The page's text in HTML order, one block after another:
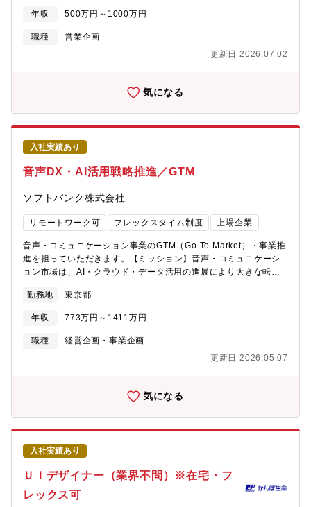
デジタルチャネルの品質を高めるための知見を得られる環境で
得必要に応じ、製造現場・サービス現場での研修 データ分析や
UI/UX、DX関連の社内外研修は活用可能【募集背景 】アフターマ
社販売とデジタル販売を融合したハイブリッドモデルの確立、 お
支え、社会の発展と地球の未来に貢献する」をあり続けたい姿と
を活かして販売を強化する企画ができる方 ・他部門・海外と協働
情報提供・導線設計ができる方 ・データをもとに論理的に企画を
～25H/月■出張の有無・頻度・行先など国内/国外出張あり。■職場
応を行うため活気のある職場です。開発、品質保証、営業技術と
も近く技術連携も密に行います。経験者採用の方も多く活躍して
おります。また、労働環境、福利厚生は組合活動を通してしっか
り整備されています。
を配置、顧客への部品販売、サービス提供を行っています。これ
ら代理店の管理・支援がサステイナブルなグローバルサービスネ
ットワークには今後益々重要になってくるため、人員強化を図っ
https://www.mhi.com/jp/products/ship/metturbocharger.html【仕
業務を担当いただきます。・代理店ネットワークを活用してのサ
ービス事業伸長に向けた企画立案、体制強化・代理店契約の管
理、更新、年次表彰・日常業務における代理店活動の支援（営
業、技術両面）・代理店向けポータルサイトのシステム改修、維
持上記業務を進めるにあたり、事業理解を深める導入として代理
店向け営業業務を担当していただくこともあります。【仕事の魅
力・やりがい】過給機は大型船舶の推進エンジンを稼働させる上
で不可欠な機器であり、国際貿易の90%を占める海上輸送を支え
ている製品です。特にアフターサービスの対応が船舶の安全運航
に貢献していること、世界中の顧客を相手にするグローバルでダ
イナミックなビジネス展開という点でも非常にやりがいを感じて
頂ける仕事です。【働き方】代理店管理以外に国内外の営業業
務、部品手配業務を所掌する総勢40名程度の組織で、様々な年齢
層や経歴のメンバーがそれぞれの業務でサービス事業拡大という
一つの目標に向かって前向きに取り組んでいます。計画的な在宅
ます。【配属組織について】三菱重工マリンマシナリ株式会社三
という雇用形態になります。入社後の給与水準や福利厚生、勤務
体系は三菱重工業の社員と同一です。
グループの創業者岩崎彌太郎は政府より工部省長崎造船局を借り
1884年に創業した同社は発電プラントなどの社会インフラ、船
舶、航空機などの輸送機器、大型ロケットなどの宇宙機器に至る
まで、エンジニアリングとものづくりのグローバルリーダーとし
て、社会を牽引しております。・直近2025年3月期決算で受注高7
兆0,712億円、売上収益5.0271兆円、当期利益2,454億円いずれも
過去最高値であり、NO1重工業メーカーでありながらさらに成長
をしております。・在宅勤務、時間単位年休、フレックスタイム
制度導入、えるぼし」「くるみん」の各認定等ワークライフバラ
ンスを整えた働き方が可能です。・パソナから入社実績が多数あ
年収 500万円～1000万円
職種
営業企画
更新日 2026.07.02
気になる
入社実績あり
音声DX・AI活用戦略推進／GTM
ソフトバンク株式会社
リモートワーク可 フレックスタイム制度 上場企業
音声・コミュニケーション事業のGTM（Go To Market）・事業推
進を担っていただきます。【ミッション】音声・コミュニケーシ
ョン市場は、AI・クラウド・データ活用の進展により大きな転換
度化し、AI／DXを軸とした次世代コミュニケーション基盤へ進化
させることで、音声事業の持続的成長と収益最大化を実現しま
す。市場構造そのものを再設計する視点で、事業戦略の立案から
実装までを一気通貫で推進します。【業務内容】■音声DX／AI活
ートフォリオの再設計および価格戦略の立案■営業プロセス・決裁
SmartCallingなどを含む横断的サービス戦略の高度化■お客さま
向けの収支計算（提案価格のシミュレーションの運営やコスト）
に関わる業務■社内プロジェクトへの参画【仕事の魅力】■法人事
業における新サービスの企画立案段階から参画し、自身のアイデ
アや企画をサービスとして具現化することができます。■企画した
サービスやプランのGTM（Go To Market）戦略の検討から販売推
進、プロモーション施策（広告・販促）の企画・実行まで、一連
のプロセスに幅広く関わることができます。■外資系キャリアやベ
ンダーとの協業・ディスカッションの機会もあり、語学力を生か
勤務地 東京都
年収 773万円～1411万円
職種
経営企画・事業企画
更新日 2026.05.07
気になる
入社実績あり
ＵＩデザイナー（業界不問）※在宅・フ
レックス可